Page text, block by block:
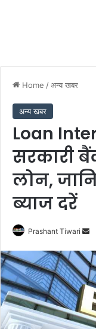
Home /अन्य खबर
अन्य खबर
Loan
सरकारी
लोन,
ब्याज दरें
Prashant Tiwari